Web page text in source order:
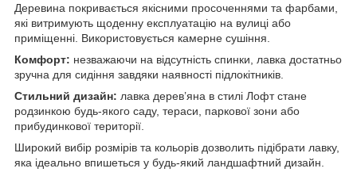
Деревина покривається якісними просоченнями та фарбами,
які витримують щоденну експлуатацію на вулиці або
приміщенні. Використовується камерне сушіння.
Комфорт: незважаючи на відсутність спинки, лавка достатньо
зручна для сидіння завдяки наявності підлокітників.
Стильний дизайн: лавка дерев’яна в стилі Лофт стане
родзинкою будь-якого саду, тераси, паркової зони або
прибудинкової території.
Широкий вибір розмірів та кольорів дозволить підібрати лавку,
яка ідеально впишеться у будь-який ландшафтний дизайн.